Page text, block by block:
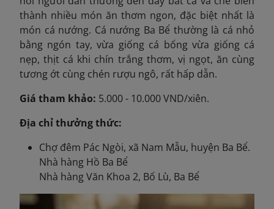
thành nhiều món ăn thơm ngon, đặc biệt nhất là
món cá nướng. Cá nướng Ba Bể thường là cá nhỏ
bằng ngón tay, vừa giống cá bống vừa giống cá
nẹp, thịt cá khi chín trắng thơm, vị ngọt, ăn cùng
tương ớt cùng chén rượu ngô, rất hấp dẫn.
Giá tham khảo: 5.000 - 10.000 VND/xiên.
Địa chỉ thưởng thức:
Chợ đêm Pác Ngòi, xã Nam Mẫu, huyện Ba Bể.
Nhà hàng Hồ Ba Bể
Nhà hàng Văn Khoa 2, Bố Lù, Ba Bể